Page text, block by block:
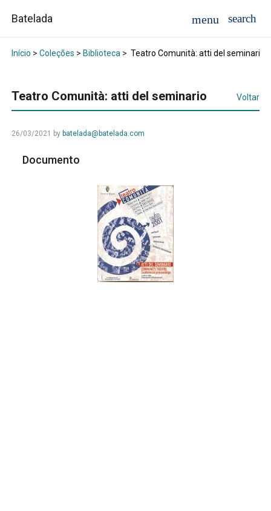
Batelada
Início > Coleções > Biblioteca> Teatro Comunità: atti del seminario
Teatro Comunità: atti del seminario Voltar
26/03/2021 by batelada@batelada.com
Documento